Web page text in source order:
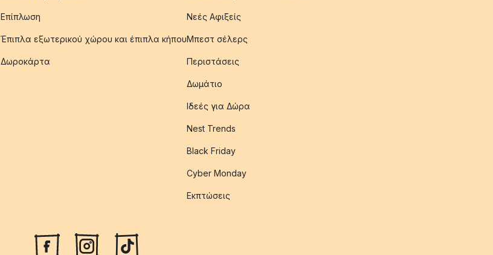
Επίπλωση
Έπιπλα εξωτερικού χώρου και έπιπλα κήπου
Δωροκάρτα
Νεές Αφιξείς
Μπεστ σέλερς
Περιστάσεις
Δωμάτιο
Ιδεές για Δώρα
Nest Trends
Black Friday
Cyber Monday
Εκπτώσεις